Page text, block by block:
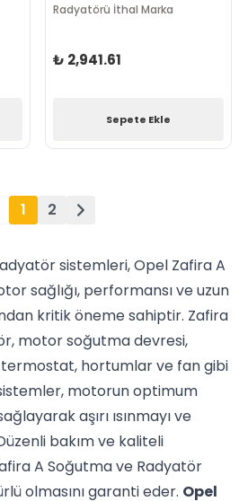
Radyatörü İthal Marka
₺ 2,941.61
Sepete Ekle
1 2
sistemleri, Opel Zafira A
sağlığı, performansı ve uzun
kritik öneme sahiptir. Zafira
motor soğutma devresi,
termostat, hortumlar ve fan gibi
motorun optimum
aşırı ısınmayı ve
bakım ve kaliteli
A Soğutma ve Radyatör
olmasını garanti eder. Opel